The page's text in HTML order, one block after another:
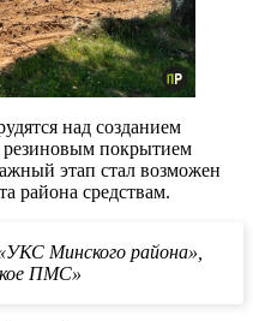
над созданием
покрытием
этап стал возможен
района средствам.
Минского района»,
ПМС»